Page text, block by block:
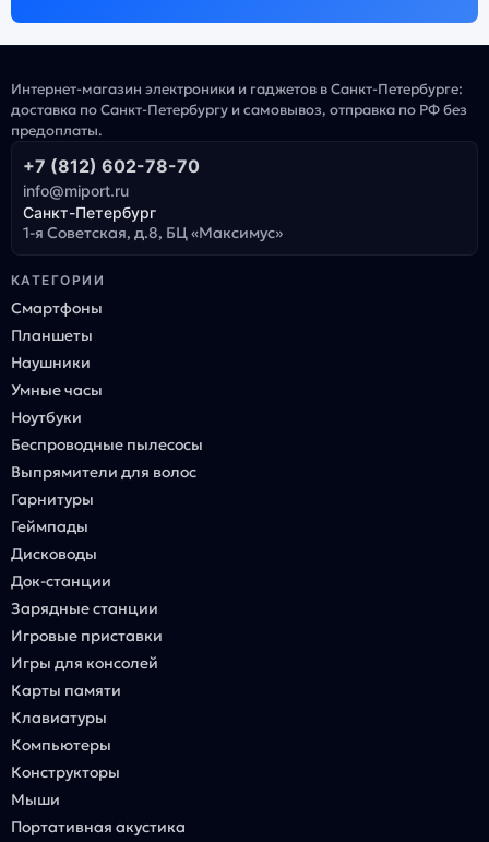
Интернет-магазин электроники и гаджетов в Санкт-Петербурге:
доставка по Санкт-Петербургу и самовывоз, отправка по РФ без
предоплаты.
+7 (812) 602-78-70
info@miport.ru
Санкт-Петербург
1-я Советская, д.8, БЦ «Максимус»
КАТЕГОРИИ
Смартфоны
Планшеты
Наушники
Умные часы
Ноутбуки
Беспроводные пылесосы
Выпрямители для волос
Гарнитуры
Геймпады
Дисководы
Док-станции
Зарядные станции
Игровые приставки
Игры для консолей
Карты памяти
Клавиатуры
Компьютеры
Конструкторы
Мыши
Портативная акустика